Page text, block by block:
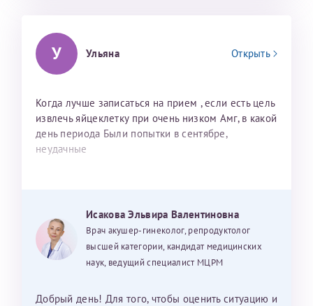
У Ульяна Открыть
Когда лучше записаться на прием , если есть цель
извлечь яйцеклетку при очень низком Амг, в какой
день периода Были попытки в сентябре,
неудачные
Исакова Эльвира Валентиновна
Врач акушер-гинеколог, репродуктолог
высшей категории, кандидат медицинских
наук, ведущий специалист МЦРМ
Добрый день! Для того, чтобы оценить ситуацию и